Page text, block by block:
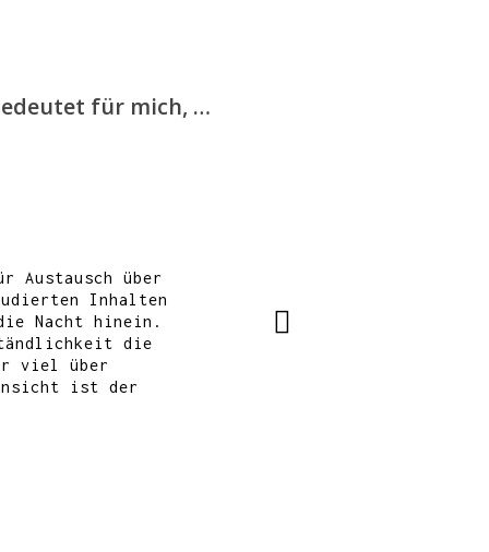
für mich, …
Austausch über
Inhalten
Nacht hinein.
die
viel über
ist der